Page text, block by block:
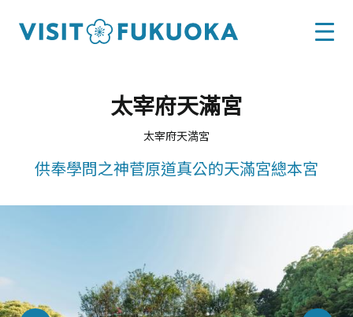
太宰府天滿宮
太宰府天満宮
供奉學問之神菅原道真公的天滿宮總本宮